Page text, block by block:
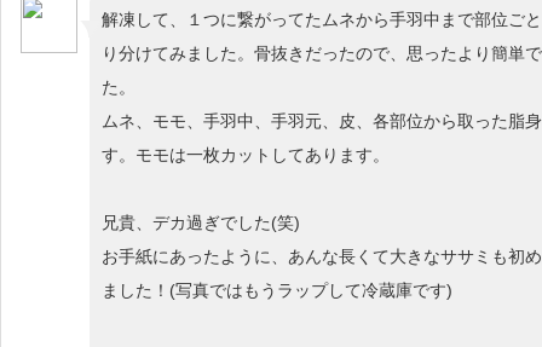
解凍して、１つに繋がってたムネから手羽中まで部位ご
り分けてみました。骨抜きだったので、思ったより簡単
た。
ムネ、モモ、手羽中、手羽元、皮、各部位から取った脂
す。モモは一枚カットしてあります。
兄貴、デカ過ぎでした(笑)
お手紙にあったように、あんな長くて大きなササミも初
ました！(写真ではもうラップして冷蔵庫です)